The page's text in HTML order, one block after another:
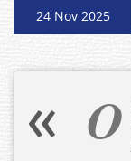
24 Nov 2025
O